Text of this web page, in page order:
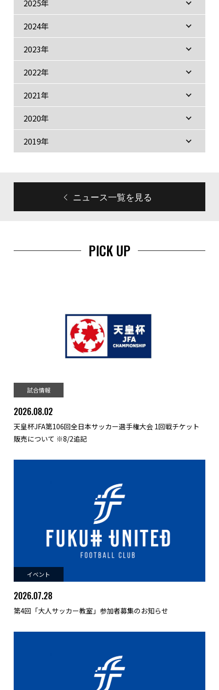
2025年
2024年
2023年
2022年
2021年
2020年
2019年
ニュース一覧を見る
PICK UP
試合情報
2026.08.02
天皇杯JFA第106回全日本サッカー選手権大会 1回戦チケット
販売について ※8/2追記
イベント
2026.07.28
第4回「大人サッカー教室」参加者募集のお知らせ